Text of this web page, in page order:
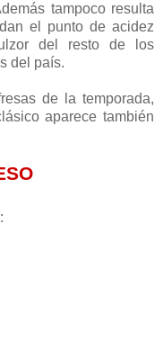
tampoco resulta
el punto de acidez
del resto de los
del país.
de la temporada,
aparece también